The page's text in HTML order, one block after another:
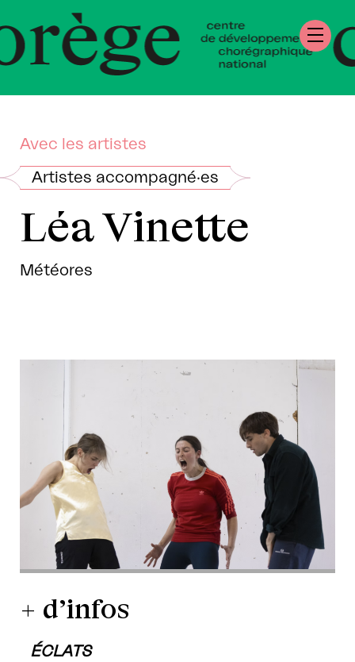
de
Avec les artistes
Artistes accompagné·es
Léa Vinette
Météores
+ d’infos
ÉCLATS